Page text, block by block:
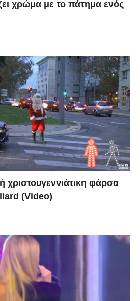
χρώμα με το πάτημα ενός
χριστουγεννιάτικη φάρσα
(Video)